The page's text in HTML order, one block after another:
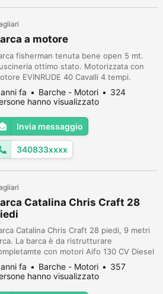
a motore
fisherman tenuta bene open 5 mt.
ottimo stato. Motorizzata con
EVINRUDE 40 Cavalli 4 tempi.
irrisori, tagliandato . Barca perfetta
la pesca e per la famiglia. Scaletta,
elettrico , tendalino, pompa
automatica, .Equipaggiamento
incluso, parabordi nuovi.
fa Barche - Motori
324
hanno visualizzato
Invia messaggio
340833xxxx
Catalina Chris Craft 28
Catalina Chris Craft 28 piedi, 9 metri
La barca è da ristrutturare
con motori Aifo 130 CV Diesel
revisionare. Il prezzo è di 3000€. Per
info chiamare o mandare
al +39 330 315 846.
fa Barche - Motori
357
hanno visualizzato